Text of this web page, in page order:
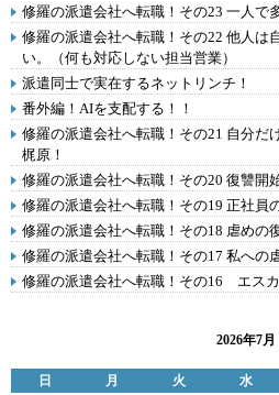
修羅の派遣会社へ転職！その23 一人で
修羅の派遣会社へ転職！その22 他人は
い。（何も対応しない担当営業）
派遣同士で実在するネットリンチ！
番外編！AIを支配する！！
修羅の派遣会社へ転職！その21 自分だ
梶原！
修羅の派遣会社へ転職！その20 復讐開
修羅の派遣会社へ転職！その19 正社員
修羅の派遣会社へ転職！その18 虐めの
修羅の派遣会社へ転職！その17 私への
修羅の派遣会社へ転職！その16 エスカ
2026年7月
日 月 火 水